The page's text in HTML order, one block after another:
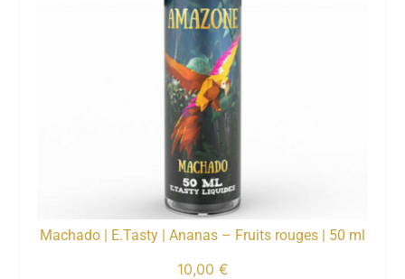
Machado | E.Tasty | Ananas – Fruits rouges | 50 ml
10,00 €